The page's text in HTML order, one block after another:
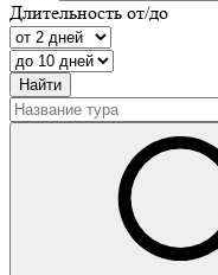
Длительность от/до